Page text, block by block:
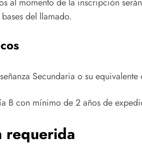
al momento de la inscripción
del llamado.
Secundaria o su
B con mínimo de 2 años de
requerida